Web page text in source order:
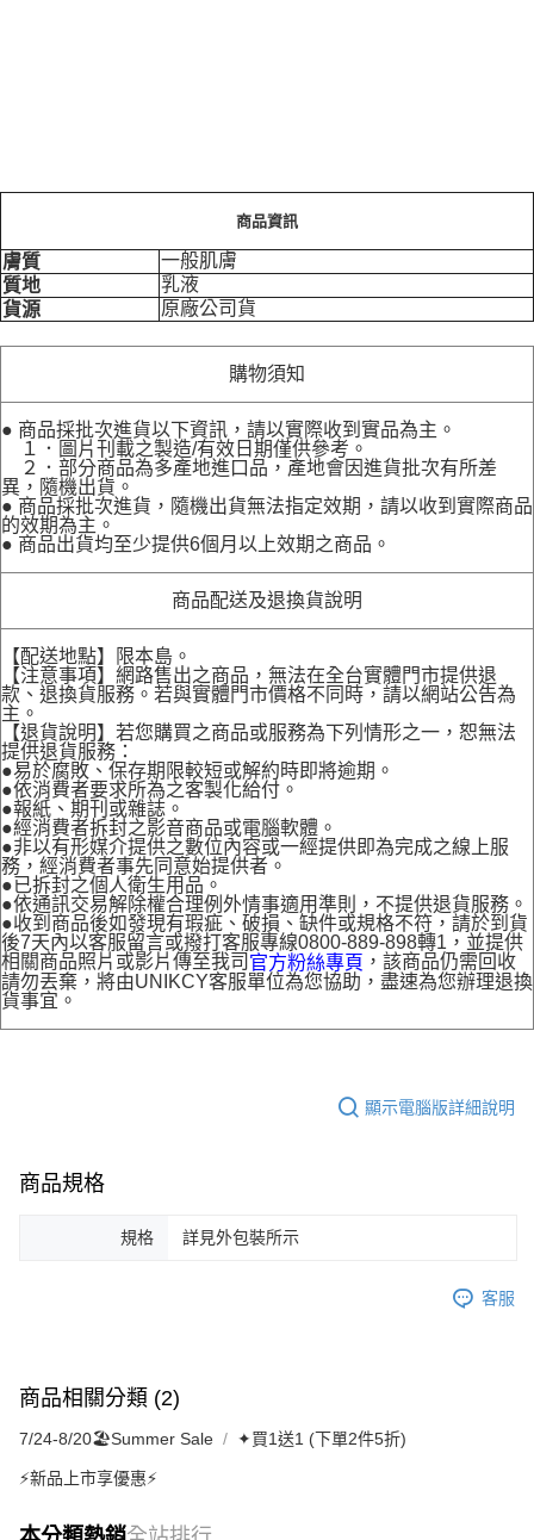
商品資訊
膚質
一般肌膚
質地
乳液
貨源
原廠公司貨
購物須知
● 商品採批次進貨以下資訊，請以實際收到實品為主。
１．圖片刊載之製造/有效日期僅供參考。
２．部分商品為多產地進口品，產地會因進貨批次有所差
異，隨機出貨。
● 商品採批次進貨，隨機出貨無法指定效期，請以收到實際商品
的效期為主。
● 商品出貨均至少提供6個月以上效期之商品。
商品配送及退換貨說明
【配送地點】限本島。
【注意事項】網路售出之商品，無法在全台實體門市提供退
款、退換貨服務。若與實體門市價格不同時，請以網站公告為
主。
【退貨說明】若您購買之商品或服務為下列情形之一，恕無法
提供退貨服務：
●易於腐敗、保存期限較短或解約時即將逾期。
●依消費者要求所為之客製化給付。
●報紙、期刊或雜誌。
●經消費者拆封之影音商品或電腦軟體。
●非以有形媒介提供之數位內容或一經提供即為完成之線上服
務，經消費者事先同意始提供者。
●已拆封之個人衛生用品。
●依通訊交易解除權合理例外情事適用準則，不提供退貨服務。
●收到商品後如發現有瑕疵、破損、缺件或規格不符，請於到貨
後7天內以客服留言或撥打客服專線0800-889-898轉1，並提供
相關商品照片或影片傳至我司 官方粉絲專頁 ，該商品仍需回收
請勿丟棄，將由UNIKCY客服單位為您協助，盡速為您辦理退換
貨事宜。
顯示電腦版詳細說明
商品規格
規格 詳見外包裝所示
客服
商品相關分類 (2)
7/24-8/20🏖️Summer Sale ✦買1送1 (下單2件5折)
⚡新品上市享優惠⚡